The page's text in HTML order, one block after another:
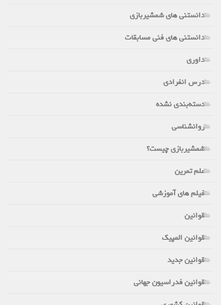
دانستنی های شمشیربازی
دانستنی های فنی مسابقات
داوری
درس انفرادی
دسته‌بندی نشده
روانشناسی
شمشیربازی چیست؟
علم تمرین
فیلم های آموزشی
قوانین
قوانین المپیک
قوانین جدید
قوانین فدراسیون جهانی